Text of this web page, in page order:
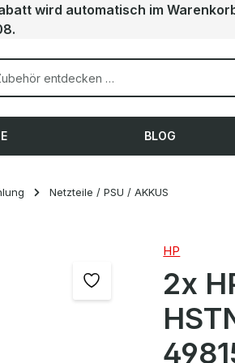
wird automatisch im
BLOG
Netzteile / PSU / AKKUS
HP
2x